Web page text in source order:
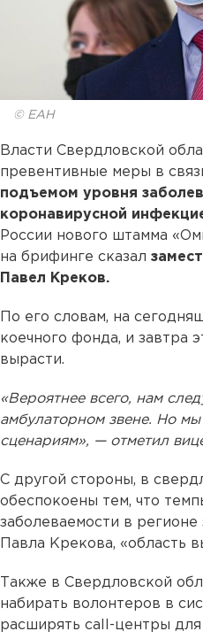
© ЕАН
Власти Свердловской
превентивные меры в
подъемом уровня
коронавирусной
России нового штамма
на брифинге сказал
Павел Креков.
По его словам, на
коечного фонда, и завтра
вырасти.
«Вероятнее всего, нам
амбулаторном звене. Но мы
сценариям», — отметил
С другой стороны, в
обеспокоены тем, что
заболеваемости в
Павла Крекова, «область
Также в Свердловской
набирать волонтеров в
расширять call-центры